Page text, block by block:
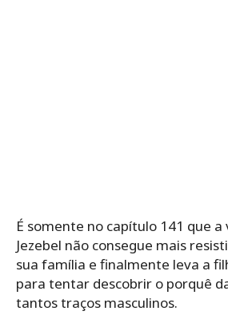
É somente no capítulo 141 que
Jezebel não consegue mais
sua família e finalmente leva a
para tentar descobrir o porquê
tantos traços masculinos.